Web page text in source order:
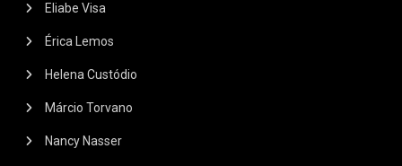
Eliabe Visa
Érica Lemos
Helena Custódio
Márcio Torvano
Nancy Nasser